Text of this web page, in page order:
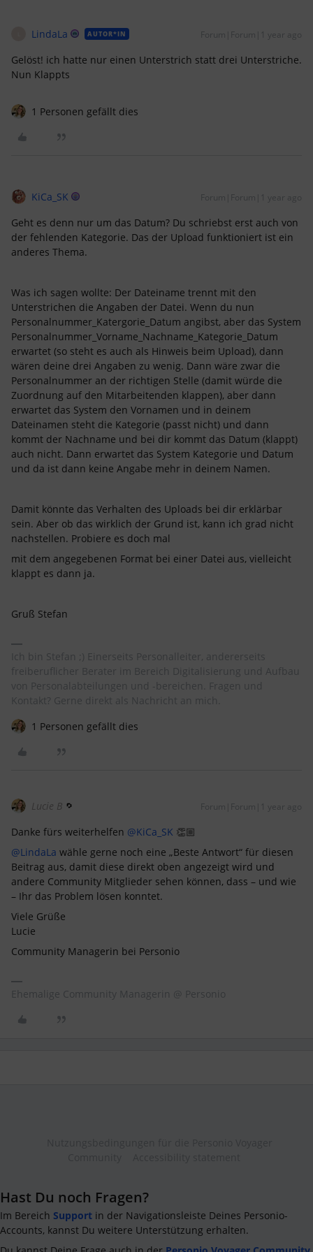
LindaLa AUTOR*IN Forum|Forum|1 year ago
Gelöst! ich hatte nur einen Unterstrich statt drei Unterstriche.
Nun Klappts
1 Personen gefällt dies
KiCa_SK Forum|Forum|1 year ago
Geht es denn nur um das Datum? Du schriebst erst auch von
der fehlenden Kategorie. Das der Upload funktioniert ist ein
anderes Thema.
Was ich sagen wollte: Der Dateiname trennt mit den
Unterstrichen die Angaben der Datei. Wenn du nun
Personalnummer_Katergorie_Datum angibst, aber das System
Personalnummer_Vorname_Nachname_Kategorie_Datum
erwartet (so steht es auch als Hinweis beim Upload), dann
wären deine drei Angaben zu wenig. Dann wäre zwar die
Personalnummer an der richtigen Stelle (damit würde die
Zuordnung auf den Mitarbeitenden klappen), aber dann
erwartet das System den Vornamen und in deinem
Dateinamen steht die Kategorie (passt nicht) und dann
kommt der Nachname und bei dir kommt das Datum (klappt)
auch nicht. Dann erwartet das System Kategorie und Datum
und da ist dann keine Angabe mehr in deinem Namen.
Damit könnte das Verhalten des Uploads bei dir erklärbar
sein. Aber ob das wirklich der Grund ist, kann ich grad nicht
nachstellen. Probiere es doch mal
mit dem angegebenen Format bei einer Datei aus, vielleicht
klappt es dann ja.
Gruß Stefan
Ich bin Stefan ;) Einerseits Personalleiter, andererseits
freiberuflicher Berater im Bereich Digitalisierung und Aufbau
von Personalabteilungen und -bereichen. Fragen und
Kontakt? Gerne direkt als Nachricht an mich.
1 Personen gefällt dies
Lucie B Forum|Forum|1 year ago
Danke fürs weiterhelfen ​ @KiCa_SK 👏🏼
@LindaLa wähle gerne noch eine „Beste Antwort“ für diesen
Beitrag aus, damit diese direkt oben angezeigt wird und
andere Community Mitglieder sehen können, dass – und wie
– Ihr das Problem lösen konntet.
Viele Grüße
Lucie
Community Managerin bei Personio
Ehemalige Community Managerin @ Personio
Hast Du noch Fragen?
Im Bereich Support in der Navigationsleiste Deines Personio-
Accounts, kannst Du weitere Unterstützung erhalten.